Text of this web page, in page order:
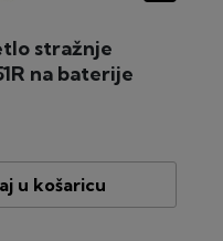
stražnje
na baterije
u košaricu